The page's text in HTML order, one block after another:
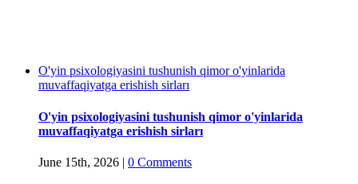
O'yin psixologiyasini tushunish qimor o'yinlarida
muvaffaqiyatga erishish sirları
O'yin psixologiyasini tushunish qimor o'yinlarida
muvaffaqiyatga erishish sirları
June 15th, 2026 | 0 Comments